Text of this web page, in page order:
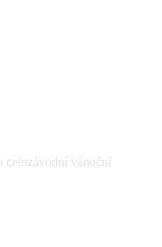
vánoční